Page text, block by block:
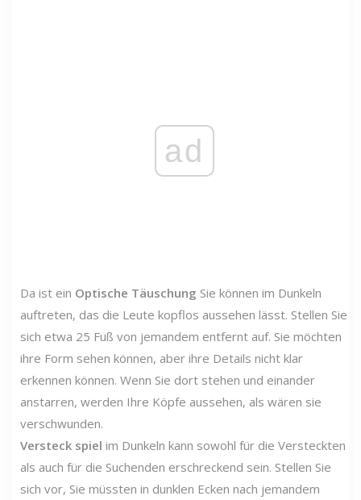
ad
Da ist ein Optische Täuschung Sie können im Dunkeln
auftreten, das die Leute kopflos aussehen lässt. Stellen Sie
sich etwa 25 Fuß von jemandem entfernt auf. Sie möchten
ihre Form sehen können, aber ihre Details nicht klar
erkennen können. Wenn Sie dort stehen und einander
anstarren, werden Ihre Köpfe aussehen, als wären sie
verschwunden.
Versteck spiel im Dunkeln kann sowohl für die Versteckten
als auch für die Suchenden erschreckend sein. Stellen Sie
sich vor, Sie müssten in dunklen Ecken nach jemandem